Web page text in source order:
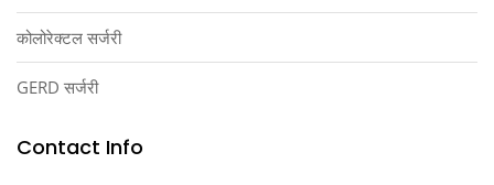
कोलोरेक्टल सर्जरी
GERD सर्जरी
Contact Info